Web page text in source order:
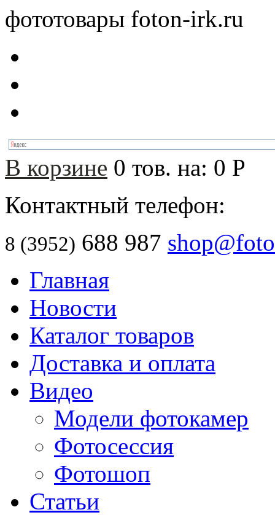
фототовары foton-irk.ru
В корзине 0 тов. на: 0 Р
Контактный телефон:
8 (3952) 688 987
Главная
Новости
Каталог товаров
Доставка и оплата
Видео
Модели фотокамер
Фотосессия
Фотошоп
Статьи